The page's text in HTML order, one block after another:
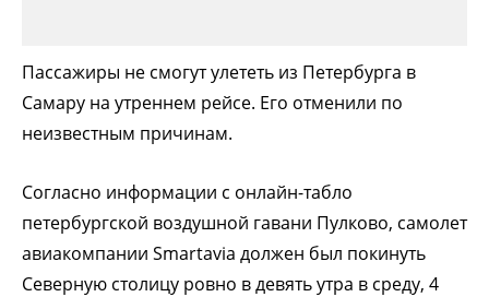
Пассажиры не смогут улететь из Петербурга в
Самару на утреннем рейсе. Его отменили по
неизвестным причинам.
Согласно информации с онлайн-табло
петербургской воздушной гавани Пулково, самолет
авиакомпании Smartavia должен был покинуть
Северную столицу ровно в девять утра в среду, 4